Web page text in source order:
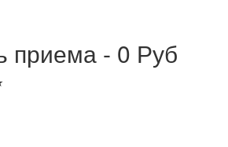
приема - 0 Руб